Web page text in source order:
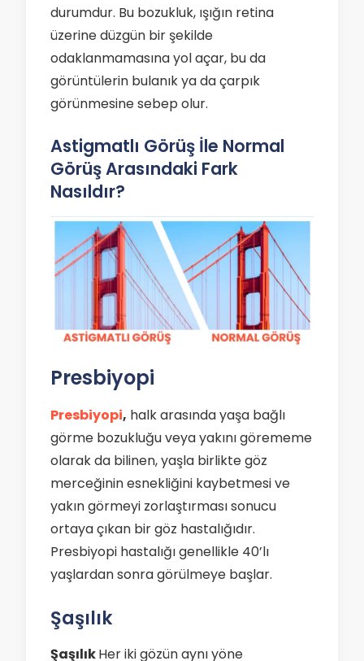
durumdur. Bu bozukluk, ışığın retina
üzerine düzgün bir şekilde
odaklanmamasına yol açar, bu da
görüntülerin bulanık ya da çarpık
görünmesine sebep olur.
Astigmatlı Görüş İle Normal
Görüş Arasındaki Fark
Nasıldır?
Presbiyopi
Presbiyopi, halk arasında yaşa bağlı
görme bozukluğu veya yakını görememe
olarak da bilinen, yaşla birlikte göz
merceğinin esnekliğini kaybetmesi ve
yakın görmeyi zorlaştırması sonucu
ortaya çıkan bir göz hastalığıdır.
Presbiyopi hastalığı genellikle 40’lı
yaşlardan sonra görülmeye başlar.
Şaşılık
ŞaşılıkHer iki gözün aynı yöne